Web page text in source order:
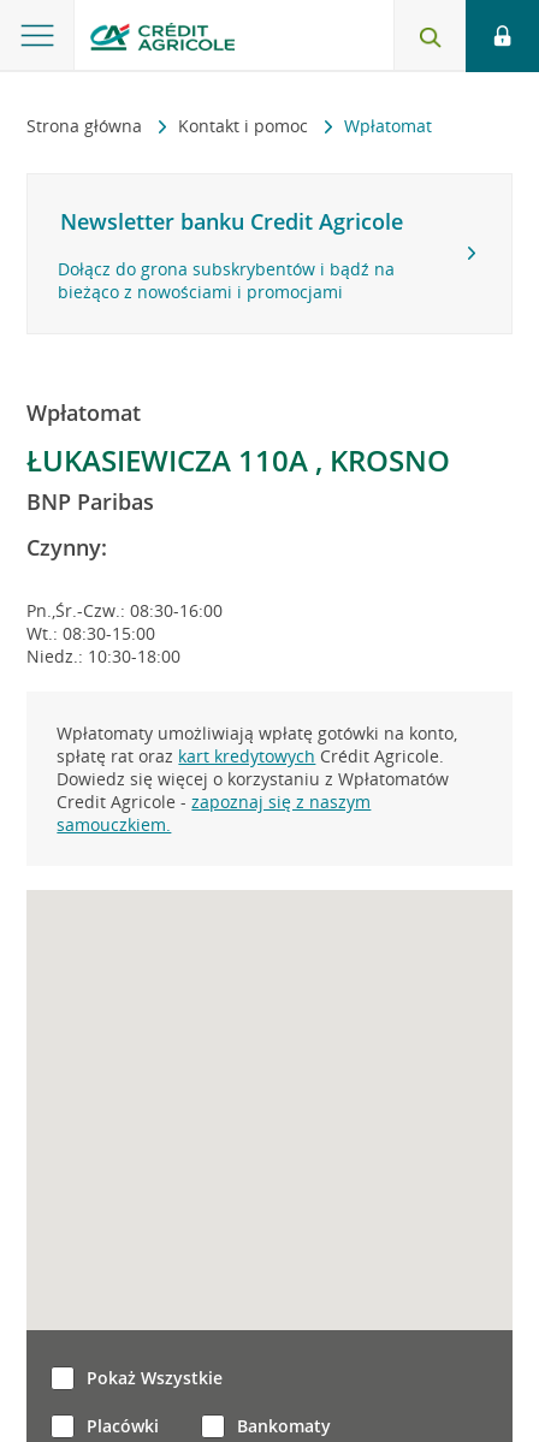
Strona główna Kontakt i pomoc Wpłatomat
Newsletter banku Credit Agricole
Dołącz do grona subskrybentów i bądź na
bieżąco z nowościami i promocjami
Wpłatomat
ŁUKASIEWICZA 110A , KROSNO
BNP Paribas
Czynny:
Pn.,Śr.-Czw.: 08:30-16:00
Wt.: 08:30-15:00
Niedz.: 10:30-18:00
Wpłatomaty umożliwiają wpłatę gotówki na konto,
spłatę rat oraz kart kredytowych Crédit Agricole.
Dowiedz się więcej o korzystaniu z Wpłatomatów
Credit Agricole -zapoznaj się z naszym
samouczkiem.
Pokaż Wszystkie
Placówki Bankomaty